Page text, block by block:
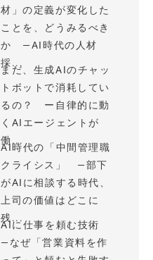
材」の定義が変化した
ことを、どうみるべき
か —AI時代の人材
採...
まだ、生成AIのチャッ
トボットで消耗してい
るの？ ー自律的に動
くAIエージェントが
働...
AI時代の「中間管理職
クライシス」 —部下
がAIに相談する時代、
上司の価値はどこに
残...
AIに仕事を頼む技術
—なぜ「営業資料を作